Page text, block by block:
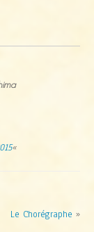
«
Le Chorégraphe »